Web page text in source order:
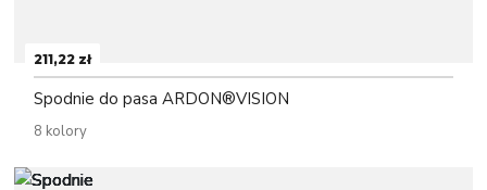
211,22 zł
Spodnie do pasa ARDON®VISION
8 kolory